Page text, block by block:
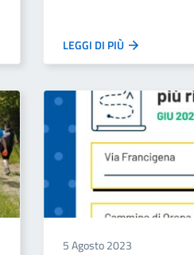
LEGGI DI PIÙ
5 Agosto 2023